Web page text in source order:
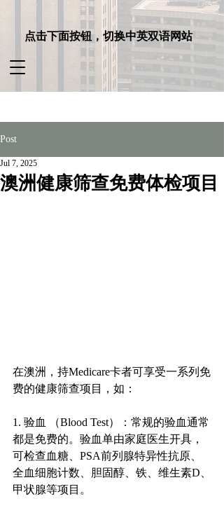
点击下面按钮，切换中英双语网站
Post
澳洲健康筛查免费体检项目
Jul 7, 2025
在澳洲，持Medicare卡者可享受一系列免
费的健康筛查项目，如：
1. 验血 （Blood Test）：常规的验血通常
都是免费的。验血单由家庭医生开具，
可检查血糖、PSA前列腺特异性抗原、
全血细胞计数、胆固醇、铁、维生素D、
甲状腺等项目。